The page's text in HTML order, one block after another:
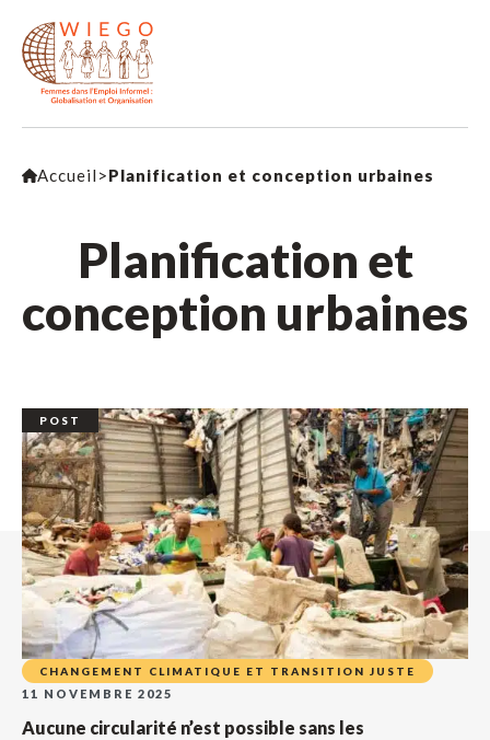
Accueil >Planification et conception urbaines
Planification et
conception urbaines
POST
CHANGEMENT CLIMATIQUE ET TRANSITION JUSTE
11 NOVEMBRE 2025
Aucune circularité n’est possible sans les